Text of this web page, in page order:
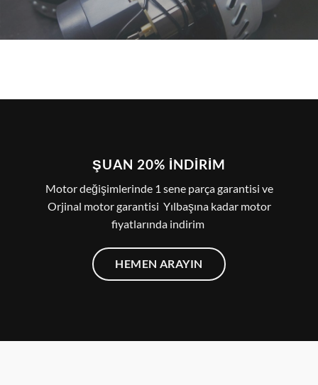
ŞUAN 20% İNDIRIM
Motor değişimlerinde 1 sene parça garantisi ve
Orjinal motor garantisi Yılbaşına kadar motor
fiyatlarında indirim
HEMEN ARAYIN